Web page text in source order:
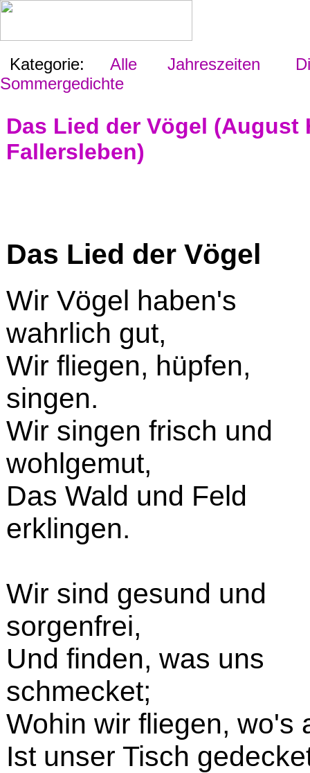
Kategorie: Alle Jahreszeiten
Sommergedichte
Das Lied der Vögel
Fallersleben)
Das Lied der Vögel
Wir Vögel haben's
wahrlich gut,
Wir fliegen, hüpfen,
singen.
Wir singen frisch und
wohlgemut,
Das Wald und Feld
erklingen.
Wir sind gesund und
sorgenfrei,
Und finden, was uns
schmecket;
Wohin wir fliegen, wo's
Ist unser Tisch